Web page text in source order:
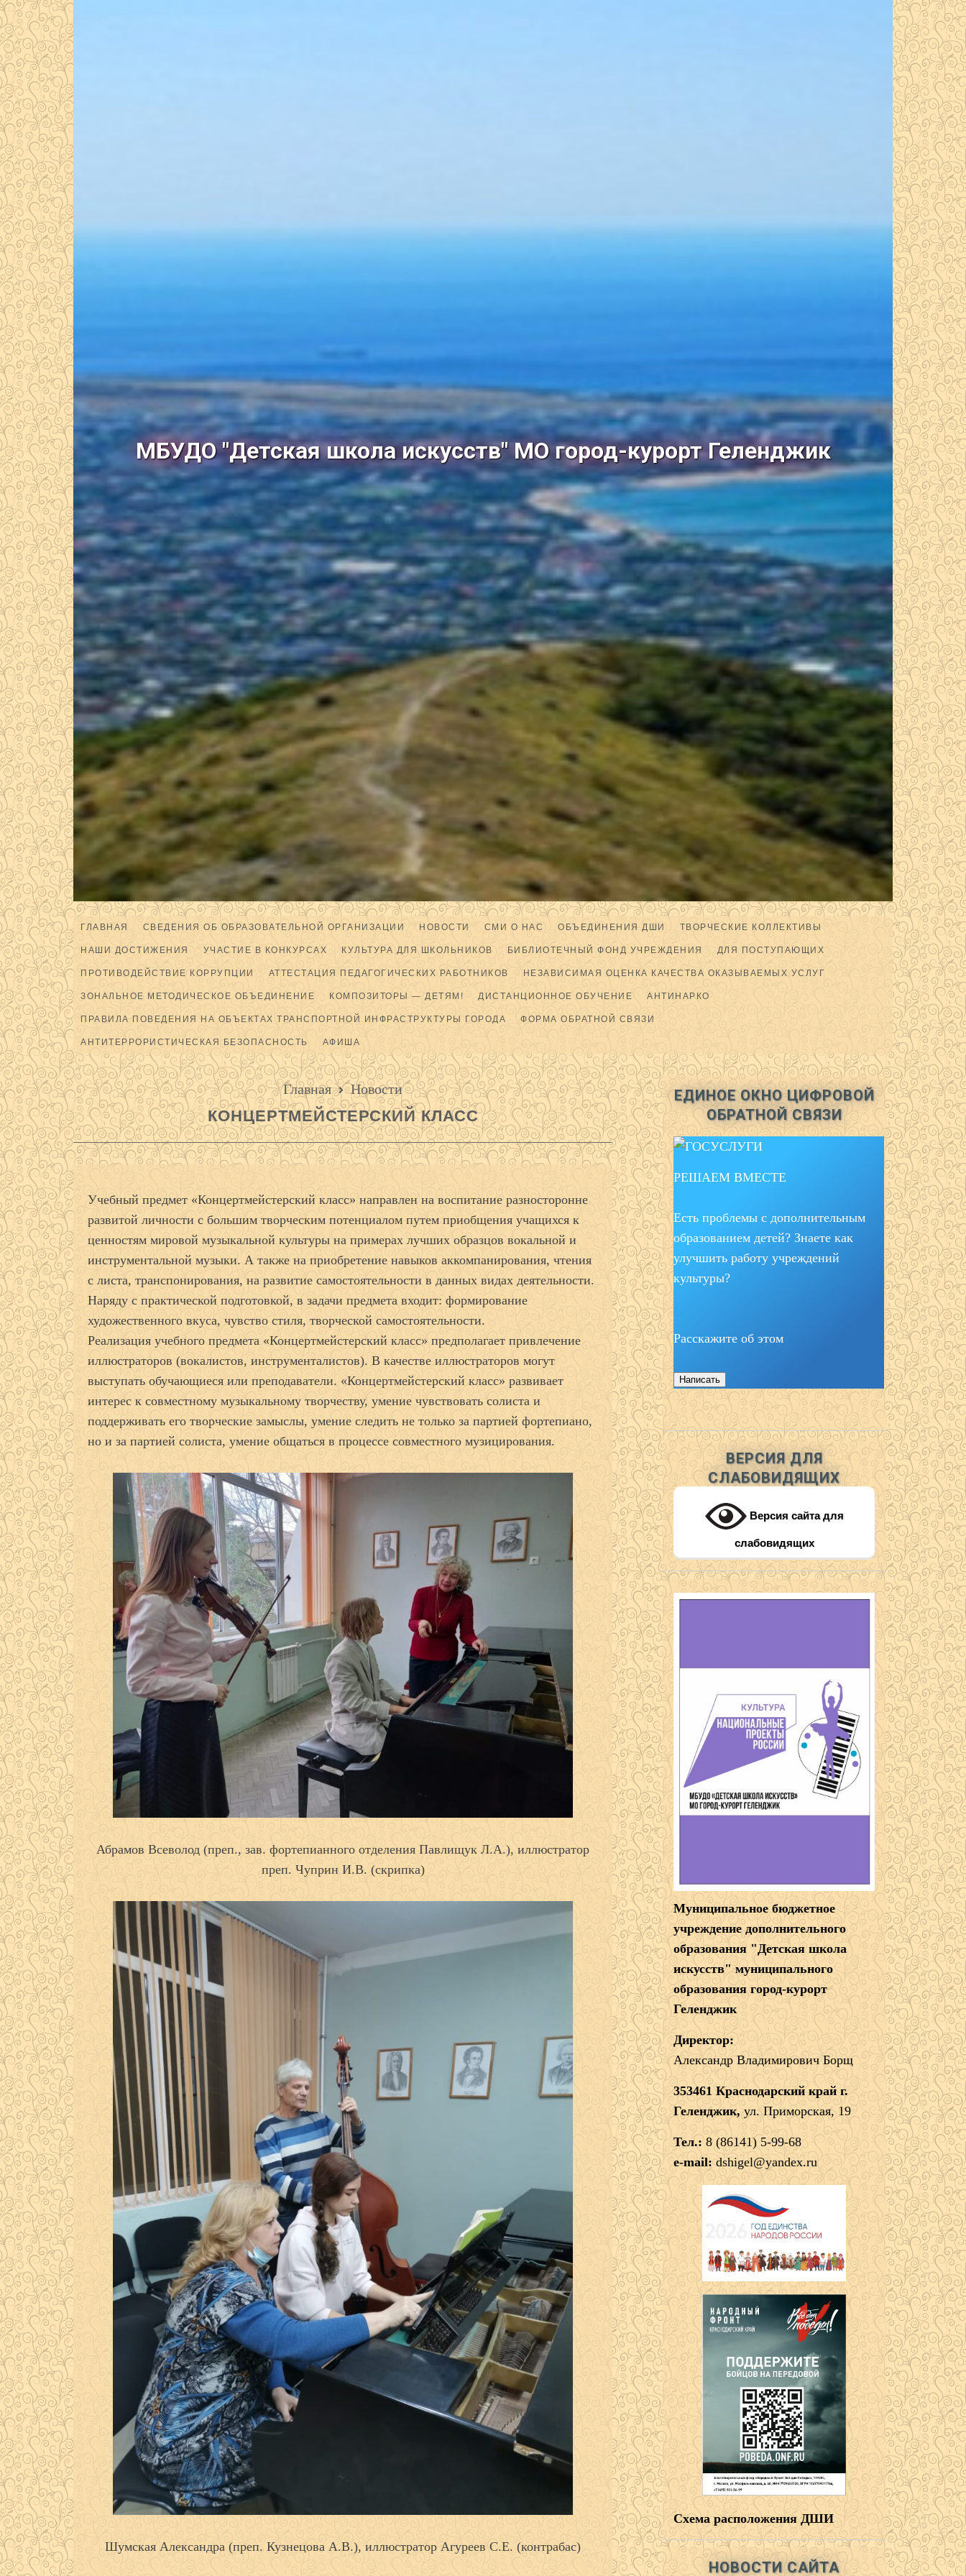
МБУДО "Детская школа искусств" МО город-курорт Геленджик
ГЛАВНАЯ СВЕДЕНИЯ ОБ ОБРАЗОВАТЕЛЬНОЙ ОРГАНИЗАЦИИ НОВОСТИ СМИ О НАС ОБЪЕДИНЕНИЯ ДШИ ТВОРЧЕСКИЕ КОЛЛЕКТИВЫ
НАШИ ДОСТИЖЕНИЯ УЧАСТИЕ В КОНКУРСАХ КУЛЬТУРА ДЛЯ ШКОЛЬНИКОВ БИБЛИОТЕЧНЫЙ ФОНД УЧРЕЖДЕНИЯ ДЛЯ ПОСТУПАЮЩИХ
ПРОТИВОДЕЙСТВИЕ КОРРУПЦИИ АТТЕСТАЦИЯ ПЕДАГОГИЧЕСКИХ РАБОТНИКОВ НЕЗАВИСИМАЯ ОЦЕНКА КАЧЕСТВА ОКАЗЫВАЕМЫХ УСЛУГ
ЗОНАЛЬНОЕ МЕТОДИЧЕСКОЕ ОБЪЕДИНЕНИЕ КОМПОЗИТОРЫ — ДЕТЯМ! ДИСТАНЦИОННОЕ ОБУЧЕНИЕ АНТИНАРКО
ПРАВИЛА ПОВЕДЕНИЯ НА ОБЪЕКТАХ ТРАНСПОРТНОЙ ИНФРАСТРУКТУРЫ ГОРОДА ФОРМА ОБРАТНОЙ СВЯЗИ
АНТИТЕРРОРИСТИЧЕСКАЯ БЕЗОПАСНОСТЬ АФИША
Главная Новости
КОНЦЕРТМЕЙСТЕРСКИЙ КЛАСС
Учебный предмет «Концертмейстерский класс» направлен на воспитание разносторонне
развитой личности с большим творческим потенциалом путем приобщения учащихся к
ценностям мировой музыкальной культуры на примерах лучших образцов вокальной и
инструментальной музыки. А также на приобретение навыков аккомпанирования, чтения
с листа, транспонирования, на развитие самостоятельности в данных видах деятельности.
Наряду с практической подготовкой, в задачи предмета входит: формирование
художественного вкуса, чувство стиля, творческой самостоятельности.
Реализация учебного предмета «Концертмейстерский класс» предполагает привлечение
иллюстраторов (вокалистов, инструменталистов). В качестве иллюстраторов могут
выступать обучающиеся или преподаватели. «Концертмейстерский класс» развивает
интерес к совместному музыкальному творчеству, умение чувствовать солиста и
поддерживать его творческие замыслы, умение следить не только за партией фортепиано,
но и за партией солиста, умение общаться в процессе совместного музицирования.
Абрамов Всеволод (преп., зав. фортепианного отделения Павлищук Л.А.), иллюстратор
преп. Чуприн И.В. (скрипка)
Шумская Александра (преп. Кузнецова А.В.), иллюстратор Агуреев С.Е. (контрабас)
ЕДИНОЕ ОКНО ЦИФРОВОЙ
ОБРАТНОЙ СВЯЗИ
РЕШАЕМ ВМЕСТЕ
Есть проблемы с дополнительным
образованием детей? Знаете как
улучшить работу учреждений
культуры?
Расскажите об этом
Написать
ВЕРСИЯ ДЛЯ
СЛАБОВИДЯЩИХ
Версия сайта для
слабовидящих
Муниципальное бюджетное
учреждение дополнительного
образования "Детская школа
искусств" муниципального
образования город-курорт
Геленджик
Директор:
Александр Владимирович Борщ
353461 Краснодарский край г.
Геленджик, ул. Приморская, 19
Тел.: 8 (86141) 5-99-68
e-mail: dshigel@yandex.ru
Схема расположения ДШИ
НОВОСТИ САЙТА